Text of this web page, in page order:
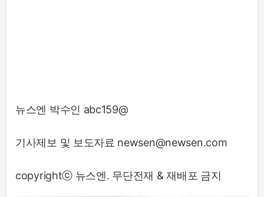
뉴스엔 박수인 abc159@
기사제보 및 보도자료 newsen@newsen.com
copyrightⓒ 뉴스엔. 무단전재 & 재배포 금지